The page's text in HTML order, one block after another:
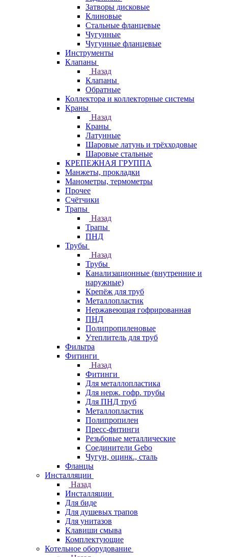
Затворы дисковые
Клиновые
Стальные фланцевые
Чугунные
Чугунные фланцевые
Инструменты
Клапаны
Назад
Клапаны
Обратные
Коллектора и коллекторные системы
Краны
Назад
Краны
Латунные
Шаровые латунь и трёхходовые
Шаровые стальные
КРЕПЕЖНАЯ ГРУППА
Манжеты, прокладки
Манометры, термометры
Прочее
Счётчики
Трапы
Назад
Трапы
ПНД
Трубы
Назад
Трубы
Канализационные (внутренние и
наружные)
Крепёж для труб
Металлопластик
Нержавеющая гофрированная
ПНД
Полипропиленовые
Утеплитель для труб
Фильтра
Фитинги
Назад
Фитинги
Для металлопластика
Для нерж. гофр. трубы
Для ПНД труб
Металлопластик
Полипропилен
Пресс-фитинги
Резьбовые металлические
Соединители Gebo
Чугун, оцинк., сталь
Фланцы
Инсталляции
Назад
Инсталляции
Для биде
Для душевых трапов
Для унитазов
Клавиши смыва
Комплектующие
Котельное оборудование